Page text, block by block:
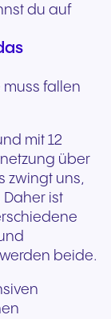
du auf
fallen
mit 12
über
zwingt uns,
ist
beide.